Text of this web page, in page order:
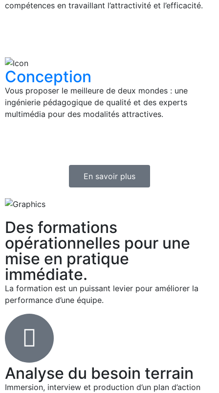
compétences en travaillant l’attractivité et l’efficacité.
Conception
Vous proposer le meilleure de deux mondes : une
ingénierie pédagogique de qualité et des experts
multimédia pour des modalités attractives.
En savoir plus
Des formations
opérationnelles pour une
mise en pratique
immédiate.
La formation est un puissant levier pour améliorer la
performance d’une équipe.
Analyse du besoin terrain
Immersion, interview et production d’un plan d’action